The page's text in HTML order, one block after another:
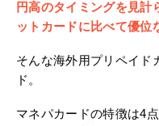
円高のタイミングを見計
ットカードに比べて優位
そんな海外用プリペイド
ド。
マネパカードの特徴は4